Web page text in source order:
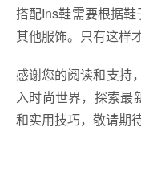
搭配Ins鞋需要根据
其他服饰。只有这样
感谢您的阅读和支持
入时尚世界，探索最
和实用技巧，敬请期待